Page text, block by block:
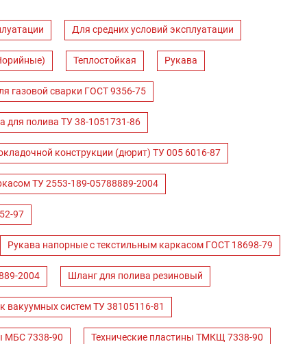
Для средних условий эксплуатации
Теплостойкая Рукава
газовой сварки ГОСТ 9356-75
для полива ТУ 38-1051731-86
конструкции (дюрит) ТУ 005 6016-87
ТУ 2553-189-05788889-2004
97
Рукава напорные с текстильным каркасом ГОСТ 18698-79
2004 Шланг для полива резиновый
вакуумных систем ТУ 38105116-81
МБС 7338-90 Технические пластины ТМКЩ 7338-90